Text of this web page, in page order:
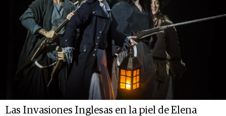
Las Invasiones Inglesas en la piel de Elena